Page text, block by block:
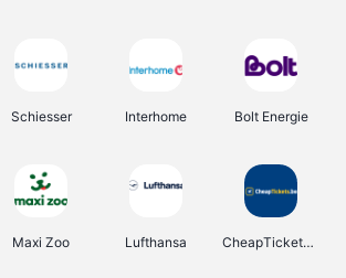
Schiesser Interhome Bolt Energie
Maxi Zoo Lufthansa CheapTickets.be